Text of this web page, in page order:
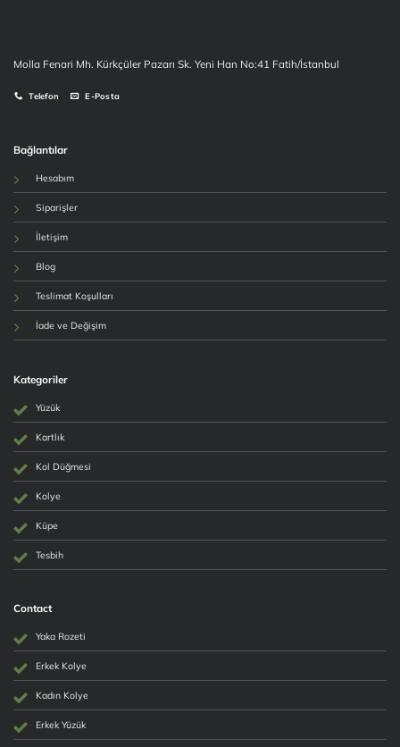
Molla Fenari Mh. Kürkçüler Pazarı Sk. Yeni Han No:41 Fatih/İstanbul
Telefon E-Posta
Bağlantılar
Hesabım
Siparişler
İletişim
Blog
Teslimat Koşulları
İade ve Değişim
Kategoriler
Yüzük
Kartlık
Kol Düğmesi
Kolye
Küpe
Tesbih
Contact
Yaka Rozeti
Erkek Kolye
Kadın Kolye
Erkek Yüzük